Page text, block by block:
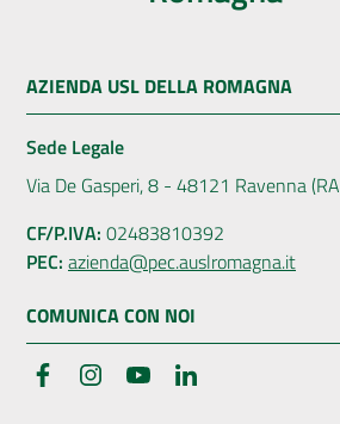
AZIENDA USL DELLA ROMAGNA
Sede Legale
Via De Gasperi, 8 - 48121 Ravenna
CF/P.IVA: 02483810392
PEC: azienda@pec.auslromagna.it
COMUNICA CON NOI
FacebookInstagramYouTube